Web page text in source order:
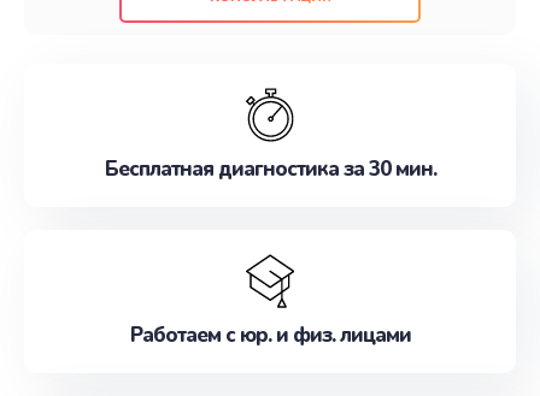
наилучшим образом. Не медлите записаться на
Бесплатная диагностика за 30 мин.
Работаем с юр. и физ. лицами